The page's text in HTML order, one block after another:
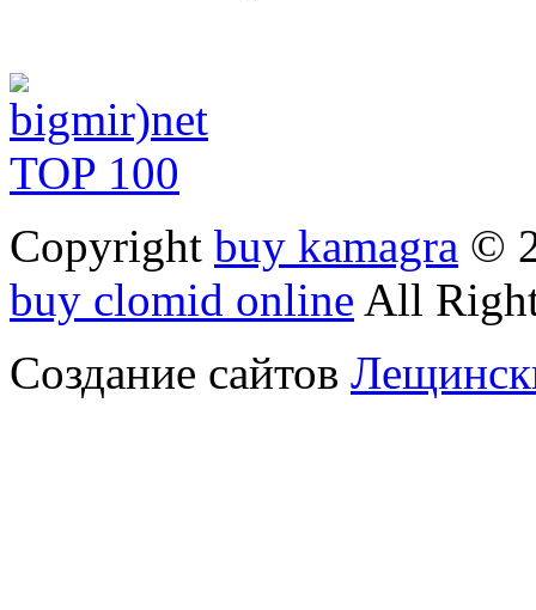
Copyright buy kamagra ©
buy clomid online All
Создание сайтов